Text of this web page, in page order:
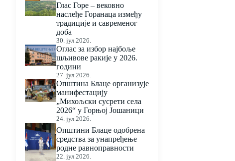
Глас Горе – вековно
наслеђе Горанаца између
традиције и савременог
доба
30. јул 2026.
Оглас за избор најбоље
шљивове ракије у 2026.
години
27. јул 2026.
Општина Блаце организује
манифестацију
„Михољски сусрети села
2026“ у Горњој Јошаници
24. јул 2026.
Општини Блаце одобрена
средства за унапређење
родне равноправности
22. јул 2026.